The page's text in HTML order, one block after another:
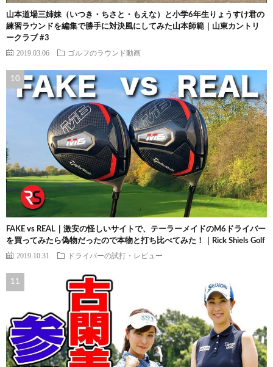
山本道場三姉妹（いつき・ちさと・もえな）と小学6年生りょうすけ君の
練習ラウンドを編集で勝手に対決風にしてみた山本師範｜山東カントリ
ークラブ #3
2019.03.06 ゴルフのラウンド動画
FAKE vs REAL｜激安の怪しいサイトで、テーラーメイドのM6ドライバー
を買ってみたら偽物だったので本物と打ち比べてみた！｜Rick Shiels Golf
2019.10.31 ドライバーの試打・レビュー